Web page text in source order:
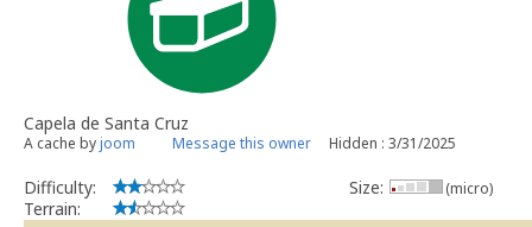
Capela de Santa Cruz
A cache byjoom Message this owner Hidden : 3/31/2025
Difficulty:
Terrain:
Size: (micro)